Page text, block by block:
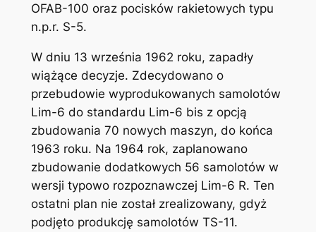
OFAB-100 oraz pocisków rakietowych typu
n.p.r. S-5.
W dniu 13 września 1962 roku, zapadły
wiążące decyzje. Zdecydowano o
przebudowie wyprodukowanych samolotów
Lim-6 do standardu Lim-6 bis z opcją
zbudowania 70 nowych maszyn, do końca
1963 roku. Na 1964 rok, zaplanowano
zbudowanie dodatkowych 56 samolotów w
wersji typowo rozpoznawczej Lim-6 R. Ten
ostatni plan nie został zrealizowany, gdyż
podjęto produkcję samolotów TS-11.